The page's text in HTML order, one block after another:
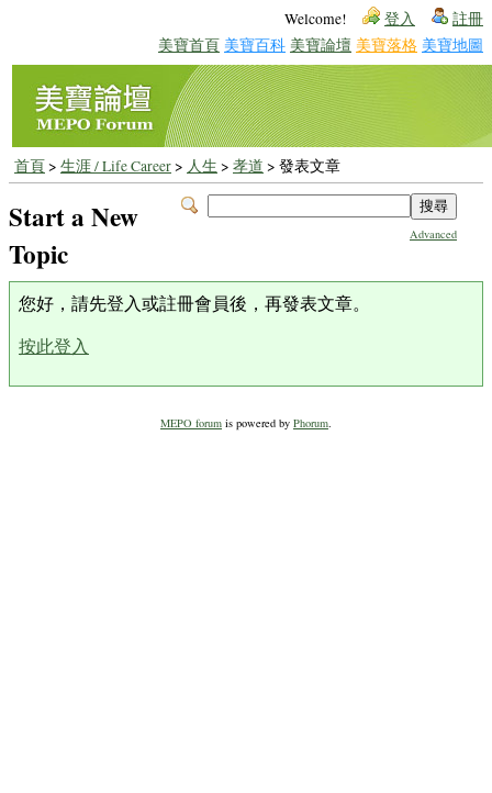
Welcome! 登入 註冊
美寶首頁 美寶百科 美寶論壇 美寶落格 美寶地圖
首頁> 生涯 / Life Career> 人生 > 孝道 > 發表文章
Advanced
Start a New
Topic
您好，請先登入或註冊會員後，再發表文章。
按此登入
MEPO forum is powered by Phorum.